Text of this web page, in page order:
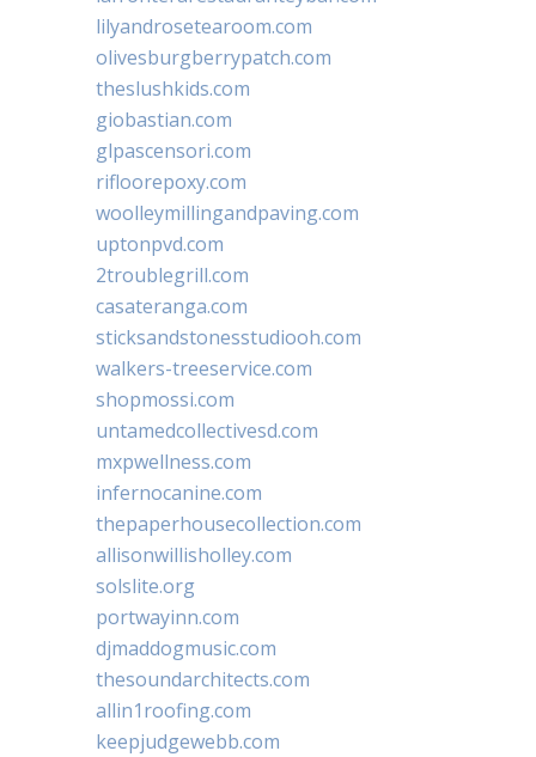
lilyandrosetearoom.com
olivesburgberrypatch.com
theslushkids.com
giobastian.com
glpascensori.com
rifloorepoxy.com
woolleymillingandpaving.com
uptonpvd.com
2troublegrill.com
casateranga.com
sticksandstonesstudiooh.com
walkers-treeservice.com
shopmossi.com
untamedcollectivesd.com
mxpwellness.com
infernocanine.com
thepaperhousecollection.com
allisonwillisholley.com
solslite.org
portwayinn.com
djmaddogmusic.com
thesoundarchitects.com
allin1roofing.com
keepjudgewebb.com